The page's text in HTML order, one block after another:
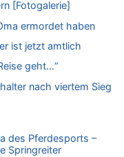
ermordet haben
[Fotogalerie]
ermordet haben
ist jetzt amtlich
geht…“
nach viertem Sieg
des Pferdesports –
Springreiter